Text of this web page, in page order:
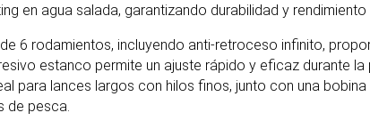
en agua salada, garantizando durabilidad y
6 rodamientos, incluyendo anti-retroceso infinito,
estanco permite un ajuste rápido y eficaz durante
para lances largos con hilos finos, junto con una
de pesca.